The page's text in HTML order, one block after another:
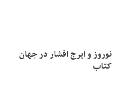
نوروز و ایرج افشار در جهان
کتاب